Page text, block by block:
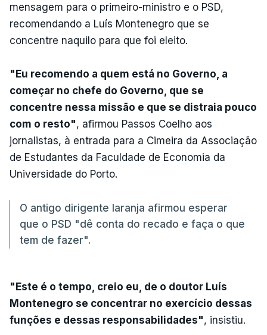
mensagem para o primeiro-ministro e o PSD,
recomendando a Luís Montenegro que se
concentre naquilo para que foi eleito.
"Eu recomendo a quem está no Governo, a
começar no chefe do Governo, que se
concentre nessa missão e que se distraia pouco
com o resto", afirmou Passos Coelho aos
jornalistas, à entrada para a Cimeira da Associação
de Estudantes da Faculdade de Economia da
Universidade do Porto.
O antigo dirigente laranja afirmou esperar
que o PSD "dê conta do recado e faça o que
tem de fazer".
"Este é o tempo, creio eu, de o doutor Luís
Montenegro se concentrar no exercício dessas
funções e dessas responsabilidades", insistiu.